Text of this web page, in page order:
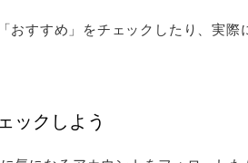
おすすめ」をチェックしたり、実際
ックしよう